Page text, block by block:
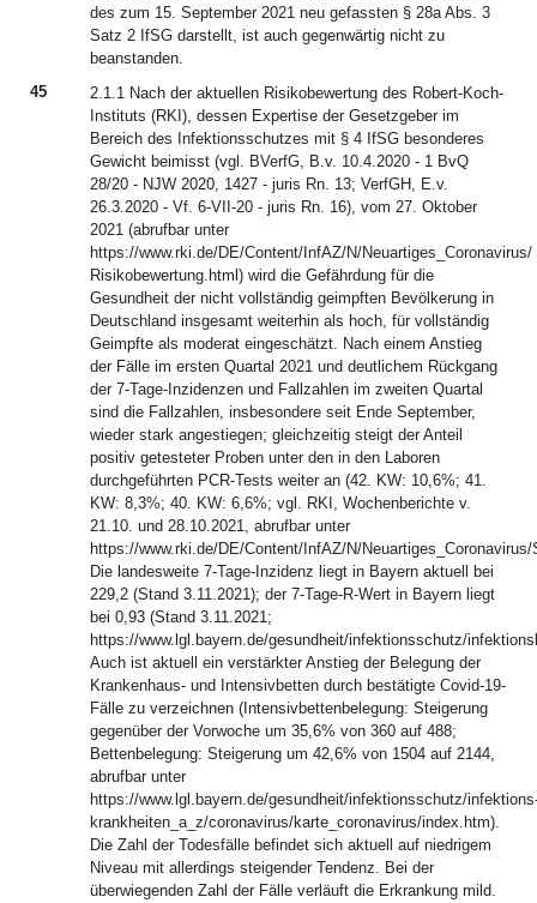
des zum 15. September 2021 neu gefassten § 28a Abs. 3
Satz 2 IfSG darstellt, ist auch gegenwärtig nicht zu
beanstanden.
45
2.1.1 Nach der aktuellen Risikobewertung des Robert-Koch-
Instituts (RKI), dessen Expertise der Gesetzgeber im
Bereich des Infektionsschutzes mit § 4 IfSG besonderes
Gewicht beimisst (vgl. BVerfG, B.v. 10.4.2020 - 1 BvQ
28/20 - NJW 2020, 1427 - juris Rn. 13; VerfGH, E.v.
26.3.2020 - Vf. 6-VII-20 - juris Rn. 16), vom 27. Oktober
2021 (abrufbar unter
https://www.rki.de/DE/Content/InfAZ/N/Neuartiges_Coronavirus/
Risikobewertung.html) wird die Gefährdung für die
Gesundheit der nicht vollständig geimpften Bevölkerung in
Deutschland insgesamt weiterhin als hoch, für vollständig
Geimpfte als moderat eingeschätzt. Nach einem Anstieg
der Fälle im ersten Quartal 2021 und deutlichem Rückgang
der 7-Tage-Inzidenzen und Fallzahlen im zweiten Quartal
sind die Fallzahlen, insbesondere seit Ende September,
wieder stark angestiegen; gleichzeitig steigt der Anteil
positiv getesteter Proben unter den in den Laboren
durchgeführten PCR-Tests weiter an (42. KW: 10,6%; 41.
KW: 8,3%; 40. KW: 6,6%; vgl. RKI, Wochenberichte v.
21.10. und 28.10.2021, abrufbar unter
https://www.rki.de/DE/Content/InfAZ/N/
Die landesweite 7-Tage-Inzidenz liegt in Bayern aktuell bei
229,2 (Stand 3.11.2021); der 7-Tage-R-Wert in Bayern liegt
bei 0,93 (Stand 3.11.2021;
https://www.lgl.bayern.de/gesundheit/infektionsschutz/
Auch ist aktuell ein verstärkter Anstieg der Belegung der
Krankenhaus- und Intensivbetten durch bestätigte Covid-19-
Fälle zu verzeichnen (Intensivbettenbelegung: Steigerung
gegenüber der Vorwoche um 35,6% von 360 auf 488;
Bettenbelegung: Steigerung um 42,6% von 1504 auf 2144,
abrufbar unter
https://www.lgl.bayern.de/gesundheit/infektionsschutz/
krankheiten_a_z/coronavirus/karte_coronavirus/index.htm).
Die Zahl der Todesfälle befindet sich aktuell auf niedrigem
Niveau mit allerdings steigender Tendenz. Bei der
überwiegenden Zahl der Fälle verläuft die Erkrankung mild.